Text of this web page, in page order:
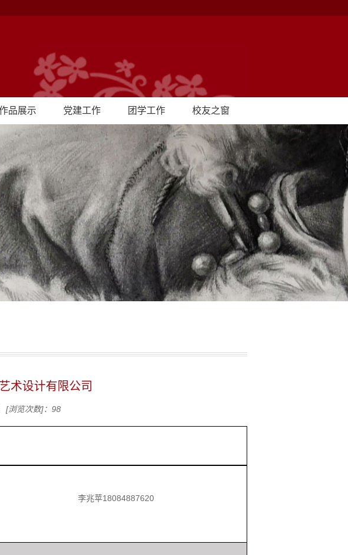
品展示 党建工作 团学工作 校友之窗
术设计有限公司
[浏览次数]： 98
李兆苹18084887620